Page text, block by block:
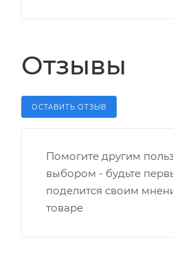
Отзывы
ОСТАВИТЬ ОТЗЫВ
Помогите другим
выбором - будьте
поделится своим
товаре